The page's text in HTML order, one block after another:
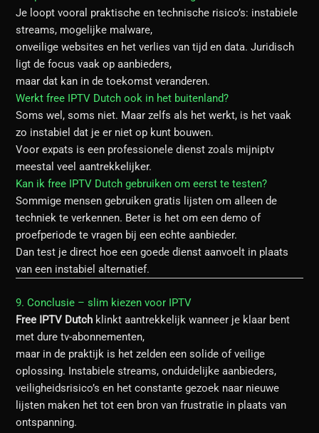
Je loopt vooral praktische en technische risico’s: instabiele
streams, mogelijke malware,
onveilige websites en het verlies van tijd en data. Juridisch
ligt de focus vaak op aanbieders,
maar dat kan in de toekomst veranderen.
Werkt free IPTV Dutch ook in het buitenland?
Soms wel, soms niet. Maar zelfs als het werkt, is het vaak
zo instabiel dat je er niet op kunt bouwen.
Voor expats is een professionele dienst zoals mijniptv
meestal veel aantrekkelijker.
Kan ik free IPTV Dutch gebruiken om eerst te testen?
Sommige mensen gebruiken gratis lijsten om alleen de
techniek te verkennen. Beter is het om een demo of
proefperiode te vragen bij een echte aanbieder.
Dan test je direct hoe een goede dienst aanvoelt in plaats
van een instabiel alternatief.
9. Conclusie – slim kiezen voor IPTV
Free IPTV Dutch klinkt aantrekkelijk wanneer je klaar bent
met dure tv-abonnementen,
maar in de praktijk is het zelden een solide of veilige
oplossing. Instabiele streams, onduidelijke aanbieders,
veiligheidsrisico’s en het constante gezoek naar nieuwe
lijsten maken het tot een bron van frustratie in plaats van
ontspanning.